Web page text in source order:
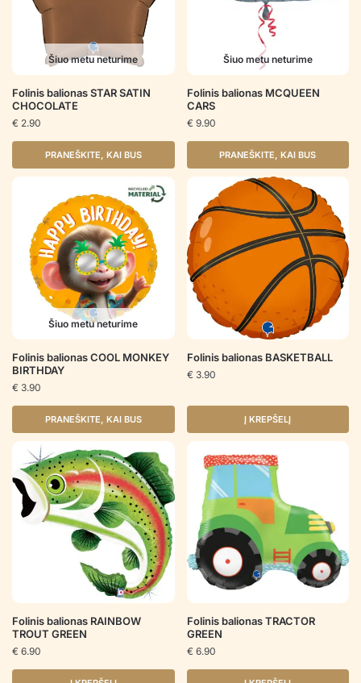
Šiuo metu neturime
Folinis balionas STAR SATIN
CHOCOLATE
€ 2.90
PRANEŠKITE, KAI BUS
Šiuo metu neturime
Folinis balionas MCQUEEN
CARS
€ 9.90
PRANEŠKITE, KAI BUS
Šiuo metu neturime
Folinis balionas COOL MONKEY
BIRTHDAY
€ 3.90
PRANEŠKITE, KAI BUS
Folinis balionas BASKETBALL
€ 3.90
Į KREPŠELĮ
Folinis balionas RAINBOW
TROUT GREEN
€ 6.90
Folinis balionas TRACTOR
GREEN
€ 6.90